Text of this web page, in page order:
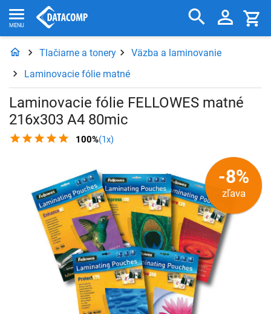
Tlačiarne a tonery
Väzba a laminovanie
Laminovacie fólie matné
Laminovacie fólie FELLOWES matné
216x303 A4 80mic
100%(1x)
-8%
zľava